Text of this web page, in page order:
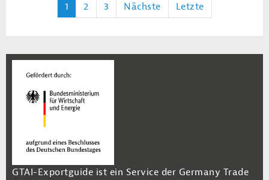
1 2 3 Nächste Letzte
GTAI-Exportguide ist ein Service der Germany Trade